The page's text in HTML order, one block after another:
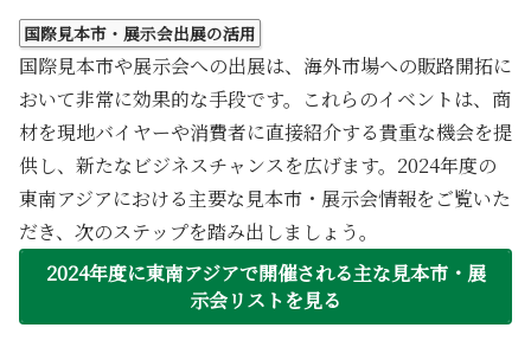
国際見本市・展示会出展の活用
国際見本市や展示会への出展は、海外市場への販路開拓に
おいて非常に効果的な手段です。これらのイベントは、商
材を現地バイヤーや消費者に直接紹介する貴重な機会を提
供し、新たなビジネスチャンスを広げます。2024年度の
東南アジアにおける主要な見本市・展示会情報をご覧いた
だき、次のステップを踏み出しましょう。
2024年度に東南アジアで開催される主な見本市・展
示会リストを見る